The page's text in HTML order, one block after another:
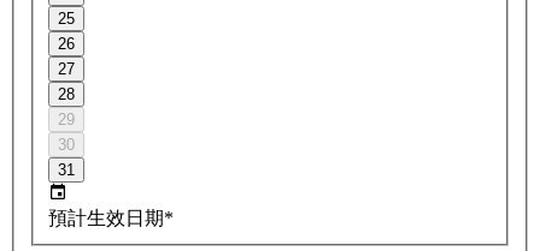
25
26
27
28
29
30
31
預計生效日期*